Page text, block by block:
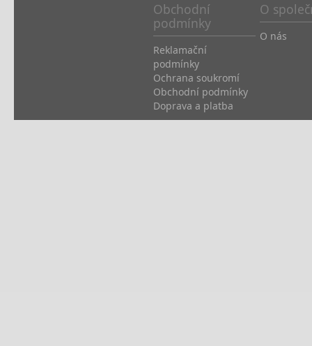
Obchodní
podmínky
Reklamační
podmínky
Ochrana soukromí
Obchodní podmínky
Doprava a platba
O
O nás